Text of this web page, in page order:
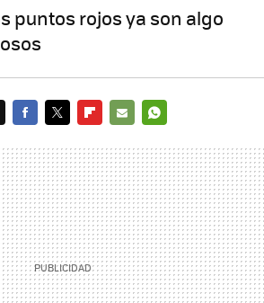
puntos rojos ya son algo
MAIL